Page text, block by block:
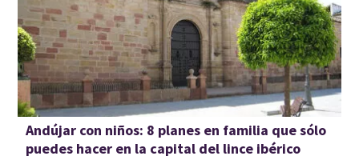
Andújar con niños: 8 planes en familia que sólo
puedes hacer en la capital del lince ibérico